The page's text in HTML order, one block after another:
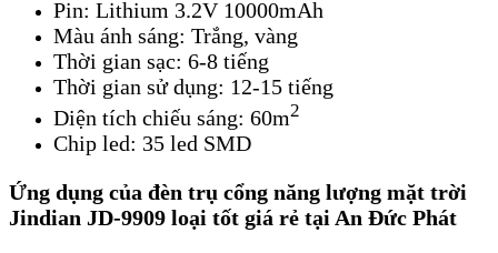
Pin: Lithium 3.2V 10000mAh
Màu ánh sáng: Trắng, vàng
Thời gian sạc: 6-8 tiếng
Thời gian sử dụng: 12-15 tiếng
Diện tích chiếu sáng: 60m2
Chip led: 35 led SMD
Ứng dụng của đèn trụ cổng năng lượng mặt trời
Jindian JD-9909 loại tốt giá rẻ tại An Đức Phát